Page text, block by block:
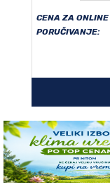
CENA ZA ONLINE
PORUČIVANJE: